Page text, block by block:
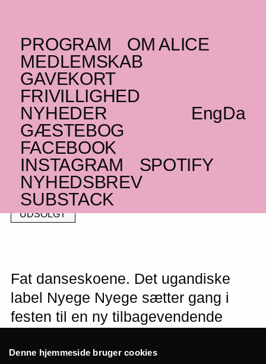
Denne hjemmeside bruger cookies
PROGRAM
OM ALICE
MEDLEMSKAB
GAVEKORT
FRIVILLIGHED
NYHEDER
Da
Eng
GÆSTEBOG
FACEBOOK
INSTAGRAM
SPOTIFY
NYHEDSBREV
SUBSTACK
FREDAG _05.11.21
Nyege Nyege club
special: HK01 w/ Diaki,
Turkana, Authentically
Plastic, Menzi at
Mayhem
Afro electronic rave
UDSOLGT
Fat danseskoene. Det ugandiske
label Nyege Nyege sætter gang i
festen til en ny tilbagevendende
Første arrangement i serien finder